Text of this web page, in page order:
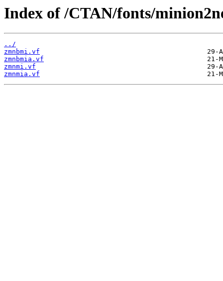
Index of /CTAN/fonts/
../
zmnbmi.vf
zmnbmia.vf
zmnmi.vf
zmnmia.vf